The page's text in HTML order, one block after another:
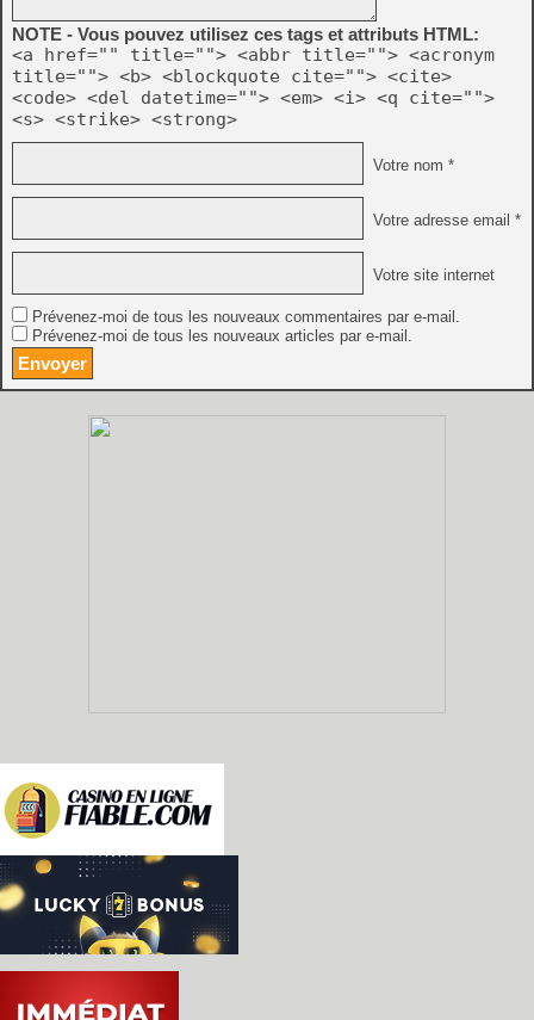
NOTE - Vous pouvez utilisez ces tags et attributs HTML:
<a href="" title=""> <abbr title=""> <acronym
title=""> <b> <blockquote cite=""> <cite>
<code> <del datetime=""> <em> <i> <q cite="">
<s> <strike> <strong>
Votre nom *
Votre adresse email *
Votre site internet
Prévenez-moi de tous les nouveaux commentaires par e-mail.
Prévenez-moi de tous les nouveaux articles par e-mail.